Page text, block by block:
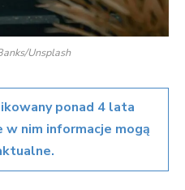
Unsplash
ponad 4 lata
nim informacje mogą